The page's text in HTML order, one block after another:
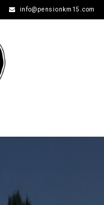
info@pensionkm15.com